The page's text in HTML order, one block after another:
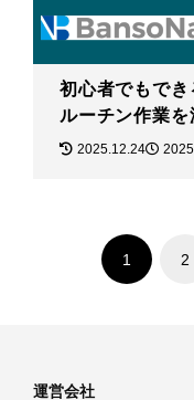
初心者でもで
ルーチン作業
2025.12.24
1 2
運営会社